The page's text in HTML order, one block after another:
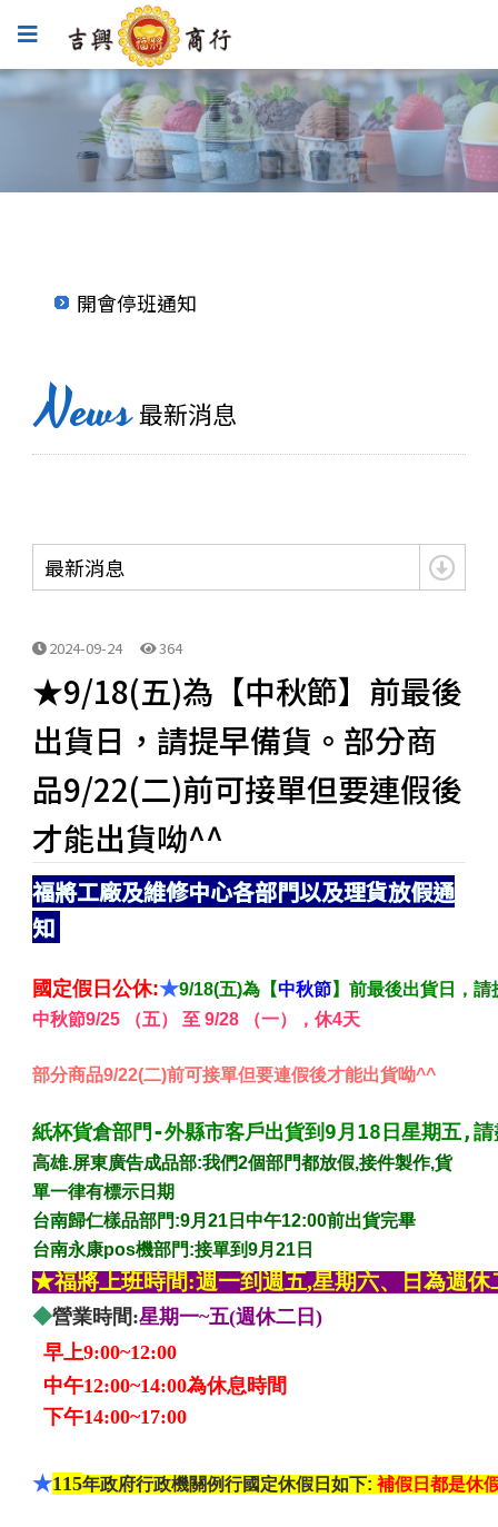
News最新消息
最新消息
2024-09-24 364
★9/18(五)為【中秋節】前最後
出貨日，請提早備貨。部分商
品9/22(二)前可接單但要連假後
才能出貨呦^^
福將工廠及維修中心各部門以及理貨放假通
知
國定假日 公休:★9/18(五)為【中秋節】前最後出貨日，請
中秋節9/25 （五） 至 9/28 （一），休4天
部分商品9/22(二)前可接單但要連假後才能出貨呦^^
紙杯貨倉部門-外縣市客戶出貨到9月18日星期五,
高雄.屏東廣告成品部:我們2個部門都放假,接件製作,貨
單一律有標示日期
台南歸仁樣品部門:9月21日中午12:00前出貨完畢
台南永康pos機部門:接單到9月21日
★福將上班時間:週一到週五,星期六、日為週休
◆營業時間:星期一~五(週休二日)
早上9:00~12:00
中午12:00~14:00為休息時間
下午14:00~17:00
★115年政府行政機關例行國定休假日如下: 補假日都是休